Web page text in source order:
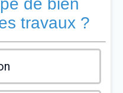
de bien
travaux ?